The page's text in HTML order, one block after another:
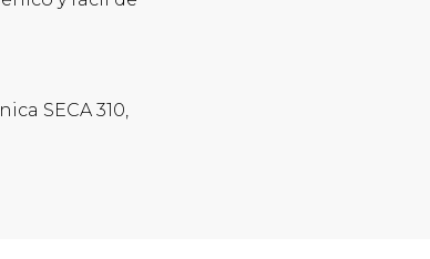
SECA 310,